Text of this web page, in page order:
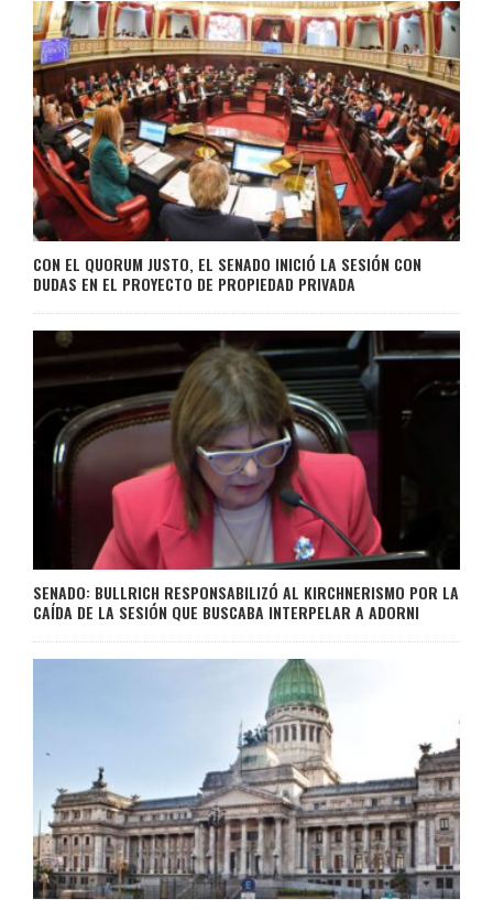
CON EL QUORUM JUSTO, EL SENADO INICIÓ LA SESIÓN CON
DUDAS EN EL PROYECTO DE PROPIEDAD PRIVADA
SENADO: BULLRICH RESPONSABILIZÓ AL KIRCHNERISMO POR LA
CAÍDA DE LA SESIÓN QUE BUSCABA INTERPELAR A ADORNI